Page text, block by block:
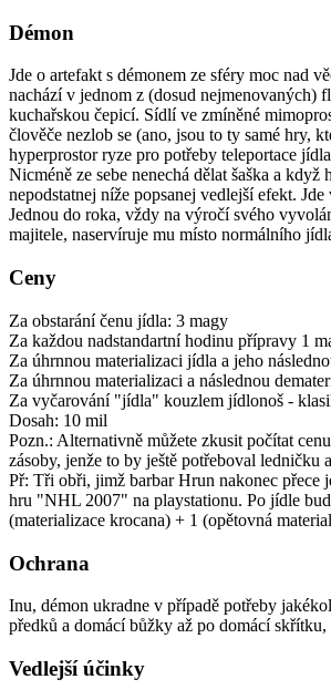
Démon
Jde o artefakt s démonem ze sféry moc nad
nachází v jednom z (dosud nejmenovaných)
kuchařskou čepicí. Sídlí ve zmíněné
člověče nezlob se (ano, jsou to ty samé hry,
hyperprostor ryze pro potřeby teleportace
Nicméně ze sebe nenechá dělat šaška a
nepodstatnej níže popsanej vedlejší efekt.
Jednou do roka, vždy na výročí svého
majitele, naservíruje mu místo normálního
Ceny
Za obstarání čenu jídla: 3 magy
Za každou nadstandartní hodinu přípravy 1
Za úhrnnou materializaci jídla a jeho
Za úhrnnou materializaci a následnou
Za vyčarování "jídla" kouzlem jídlonoš -
Dosah: 10 mil
Pozn.: Alternativně můžete zkusit počítat
zásoby, jenže to by ještě potřeboval ledničku
Př: Tři obři, jimž barbar Hrun nakonec přece
hru "NHL 2007" na playstationu. Po jídle
(materializace krocana) + 1 (opětovná
Ochrana
Inu, démon ukradne v případě potřeby
předků a domácí bůžky až po domácí
Vedlejší účinky